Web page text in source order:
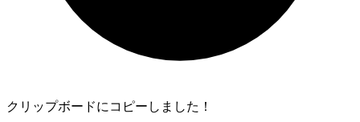
クリップボードにコピーしました！